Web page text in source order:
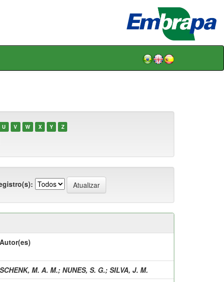
U V W X Y Z
Autor(es)
SCHENK, M. A. M.; NUNES, S. G.; SILVA, J. M.